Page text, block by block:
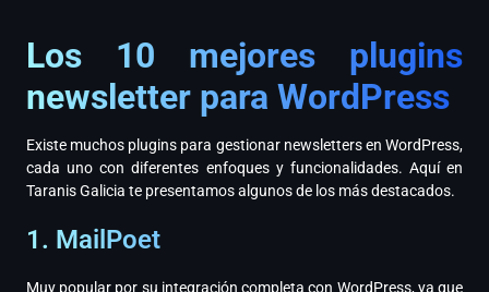
Los 10 mejores plugins
newsletter para WordPress
Existe muchos plugins para gestionar newsletters en WordPress,
cada uno con diferentes enfoques y funcionalidades. Aquí en
Taranis Galicia te presentamos algunos de los más destacados.
1. MailPoet
Muy popular por su integración completa con WordPress, ya que